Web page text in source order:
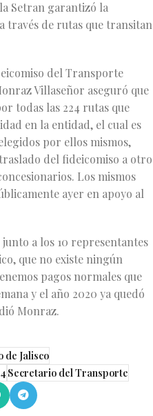
Setran garantizó la
través de rutas que transitan
del Transporte
Villaseñor aseguró que
todas las 224 rutas que
en la entidad, el cual es
por ellos mismos,
del fideicomiso a otro
Los mismos
ayer en apoyo al
a los 10 representantes
que no existe ningún
pagos normales que
y el año 2020 ya quedó
Monraz.
de Jalisco
Secretario del Transporte